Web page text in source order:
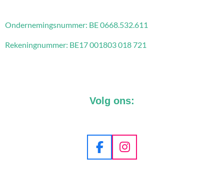
Ondernemingsnummer: BE 0668.532.611
Rekeningnummer: BE17 001803 018 721
Volg ons:
F
I